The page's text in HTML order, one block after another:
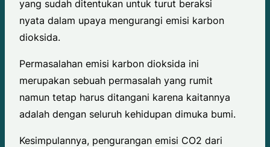
yang sudah ditentukan untuk turut beraksi
nyata dalam upaya mengurangi emisi karbon
dioksida.
Permasalahan emisi karbon dioksida ini
merupakan sebuah permasalah yang rumit
namun tetap harus ditangani karena kaitannya
adalah dengan seluruh kehidupan dimuka bumi.
Kesimpulannya, pengurangan emisi CO2 dari